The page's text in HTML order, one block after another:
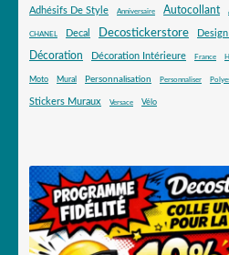
Adhésifs De Style Anniversaire Autocollant
CHANEL Decal Decostickerstore
Décoration Décoration Intérieure France
Moto Mural Personnalisation Personnaliser
Stickers Muraux Versace Vélo